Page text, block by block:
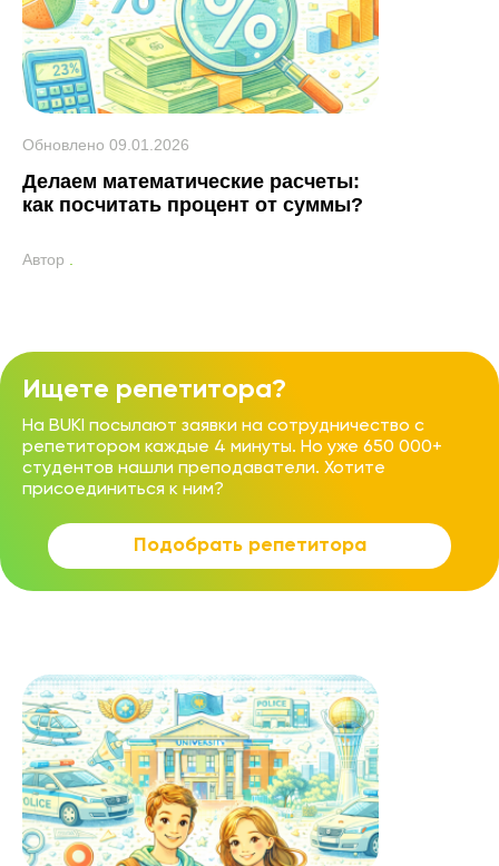
Обновлено 09.01.2026
Делаем математические расчеты:
как посчитать процент от суммы?
Автор
Ищете репетитора?
На BUKI посылают заявки на сотрудничество с
репетитором каждые 4 минуты. Но уже 650 000+
студентов нашли преподаватели. Хотите
присоединиться к ним?
Подобрать репетитора